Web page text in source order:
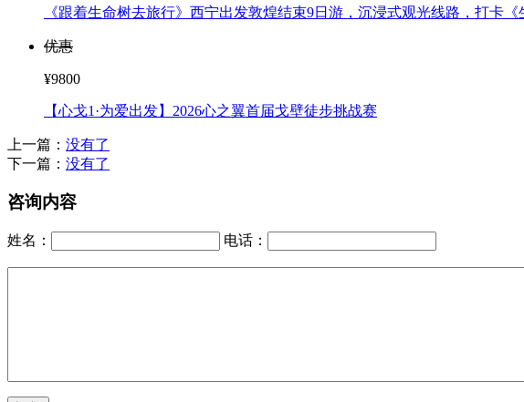
¥9800
【心戈1·为爱出发】2026心之翼首届戈壁徒步挑战赛
上一篇：没有了
姓名：